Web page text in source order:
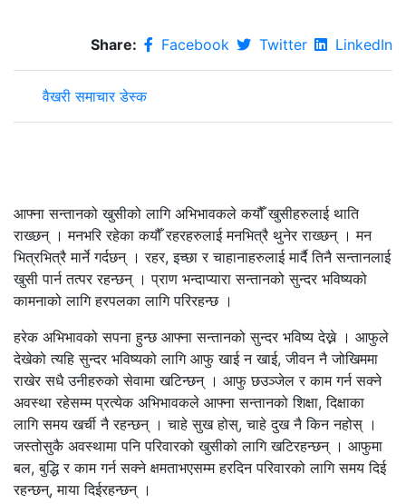
Share: Facebook Twitter LinkedIn
वैखरी समाचार डेस्क
आफ्ना सन्तानको खुसीको लागि अभिभावकले कयौँ खुसीहरुलाई थाति
राख्छन् । मनभरि रहेका कयौँ रहरहरुलाई मनभित्रै थुनेर राख्छन् । मन
भित्रभित्रै मार्ने गर्दछन् । रहर, इच्छा र चाहानाहरुलाई मार्दै तिनै सन्तानलाई
खुसी पार्न तत्पर रहन्छन् । प्राण भन्दाप्यारा सन्तानको सुन्दर भविष्यको
कामनाको लागि हरपलका लागि परिरहन्छ ।
हरेक अभिभावको सपना हुन्छ आफ्ना सन्तानको सुन्दर भविष्य देख्ने । आफुले
देखेको त्यहि सुन्दर भविष्यको लागि आफु खाई न खाई, जीवन नै जोखिममा
राखेर सधै उनीहरुको सेवामा खटिन्छन् । आफु छउञ्जेल र काम गर्न सक्ने
अवस्था रहेसम्म प्रत्येक अभिभावकले आफ्ना सन्तानको शिक्षा, दिक्षाका
लागि समय खर्ची नै रहन्छन् । चाहे सुख होस्, चाहे दुख नै किन नहोस् ।
जस्तोसुकै अवस्थामा पनि परिवारको खुसीको लागि खटिरहन्छन् । आफुमा
बल, बुद्धि र काम गर्न सक्ने क्षमताभएसम्म हरदिन परिवारको लागि समय दिई
रहन्छन्, माया दिईरहन्छन् ।